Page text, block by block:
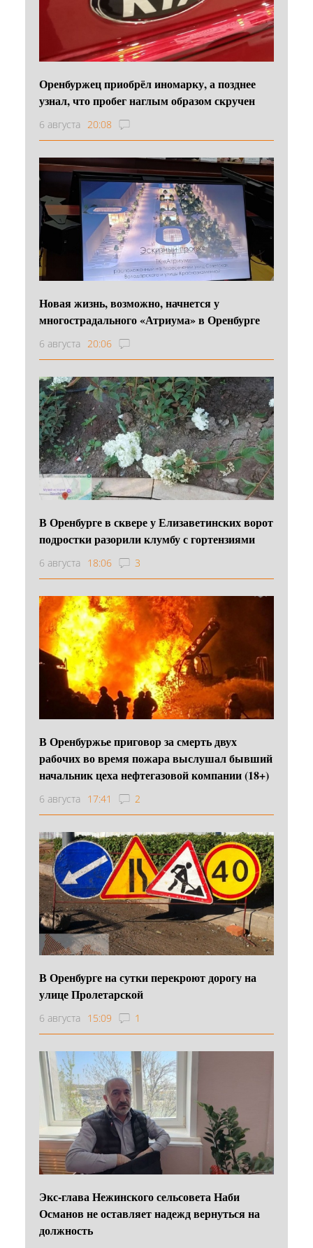
Оренбуржец приобрёл иномарку, а позднее
узнал, что пробег наглым образом скручен
6 августа 20:08
Новая жизнь, возможно, начнется у
многострадального «Атриума» в Оренбурге
6 августа 20:06
В Оренбурге в сквере у Елизаветинских ворот
подростки разорили клумбу с гортензиями
6 августа 18:06 3
В Оренбуржье приговор за смерть двух
рабочих во время пожара выслушал бывший
начальник цеха нефтегазовой компании (18+)
6 августа 17:41 2
В Оренбурге на сутки перекроют дорогу на
улице Пролетарской
6 августа 15:09 1
Экс-глава Нежинского сельсовета Наби
Османов не оставляет надежд вернуться на
должность